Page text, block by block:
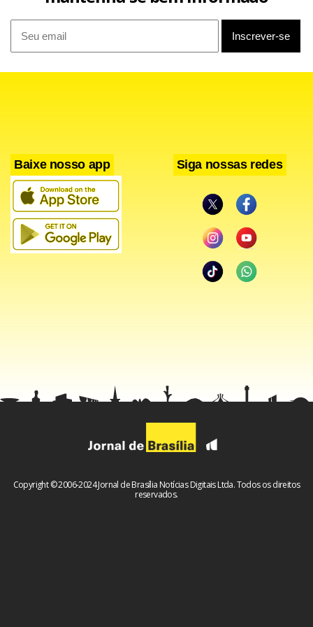
Silvia Abravanelafirmou à revistaVejaque recebeu a
menção com surpresa e que sua prioridade segue sendo a
Na manifestação, a apresentadora destacou que está
experiência no cenário público. O posicionamento ocorre
Baixe nosso app Siga nossas redes
Copyright © 2006-2024 Jornal de Brasília Notícias Digitais Ltda. Todos os direitos
reservados.